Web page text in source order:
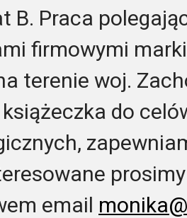
B. Praca
firmowymi
terenie woj.
do
email